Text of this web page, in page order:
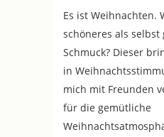
Es ist Weihnachten.
schöneres als selbst
Schmuck? Dieser
in
mich mit Freunden
für die gemütliche